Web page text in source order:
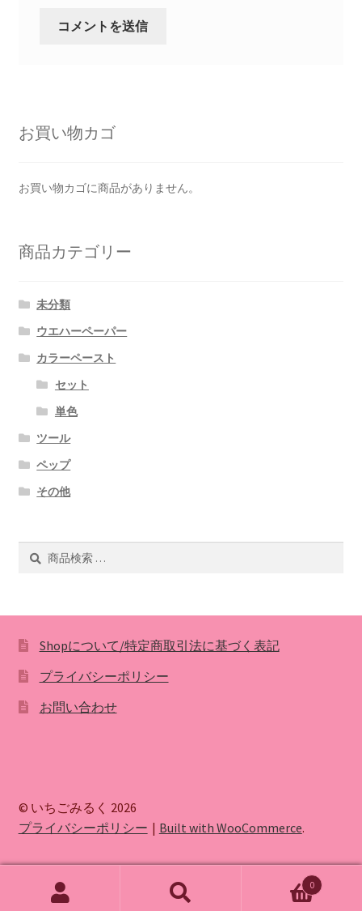
お買い物カゴ
お買い物カゴに商品がありません。
商品カテゴリー
未分類
ウエハーペーパー
カラーペースト
セット
単色
ツール
ペップ
その他
Shopについて/特定商取引法に基づく表記
プライバシーポリシー
お問い合わせ
© いちごみるく 2026
プライバシーポリシー
Built with WooCommerce.
0